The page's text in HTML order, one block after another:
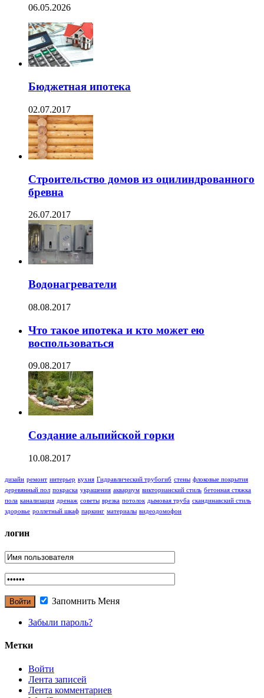
06.05.2026
Бюджетная ипотека
02.07.2017
Строительство домов из оцилиндрованного
бревна
26.07.2017
Водонагреватели
08.08.2017
Что такое ипотека и кто может ею
воспользоваться
09.08.2017
Создание альпийской горки
10.08.2017
дизайн ремонт интерьер кухня Гидравлический трубогиб стены флоковые покрытия
деревянный пол покраска украшения аквариум викторианский стиль бетонная стяжка
пола канализация дренаж советы врезка потолок дымовая труба cкандинавский стиль
здоровье роллетный шкаф паркинг материалы видеодомофон
логин
Запомнить Меня
Забыли пароль?
Метки
Войти
Лента записей
Лента комментариев